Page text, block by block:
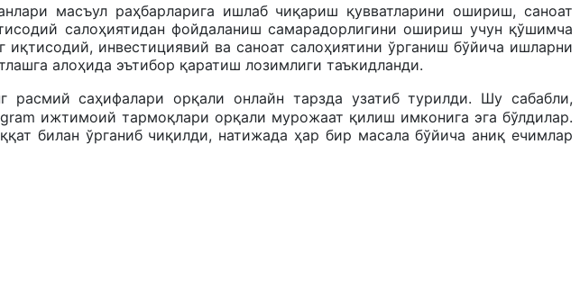
масъул раҳбарларига ишлаб чиқариш қувватларини ошириш, саноат
салоҳиятидан фойдаланиш самарадорлигини ошириш учун қўшимча
инвестициявий ва саноат салоҳиятини ўрганиш бўйича ишларни
алоҳида эътибор қаратиш лозимлиги таъкидланди.
саҳифалари орқали онлайн тарзда узатиб турилди. Шу сабабли,
ижтимоий тармоқлари орқали мурожаат қилиш имконига эга бўлдилар.
билан ўрганиб чиқилди, натижада ҳар бир масала бўйича аниқ ечимлар